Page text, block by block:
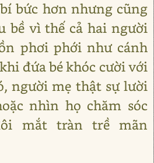
bức hơn nhưng cũng
bề vì thế cả hai người
phơi phới như cánh
đứa bé khóc cười với
người mẹ thật sự lười
nhìn họ chăm sóc
mắt tràn trề mãn